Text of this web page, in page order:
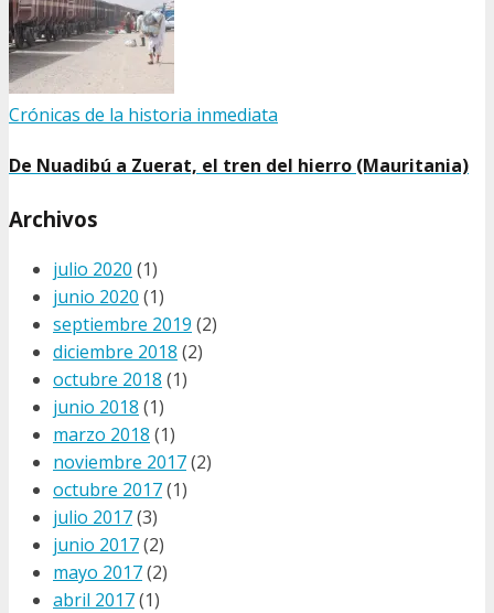
Crónicas de la historia inmediata
De Nuadibú a Zuerat, el tren del hierro (Mauritania)
Archivos
julio 2020 (1)
junio 2020 (1)
septiembre 2019 (2)
diciembre 2018 (2)
octubre 2018 (1)
junio 2018 (1)
marzo 2018 (1)
noviembre 2017(2)
octubre 2017(1)
julio 2017(3)
junio 2017(2)
mayo 2017(2)
abril 2017(1)